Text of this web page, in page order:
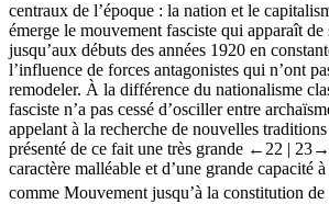
centraux de l’époque : la nation et le
émerge le mouvement fasciste qui apparaît de
jusqu’aux débuts des années 1920 en
l’influence de forces antagonistes qui n’ont
remodeler. À la différence du nationalisme
fasciste n’a pas cessé d’osciller entre
appelant à la recherche de nouvelles
présenté de ce fait une très grande ←22 | 23→
caractère malléable et d’une grande capacité
comme Mouvement jusqu’à la constitution